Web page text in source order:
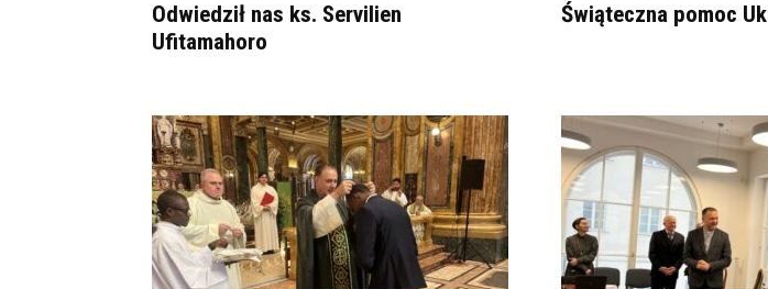
Odwiedził nas ks. Servilien
Ufitamahoro
Świąteczna pomoc